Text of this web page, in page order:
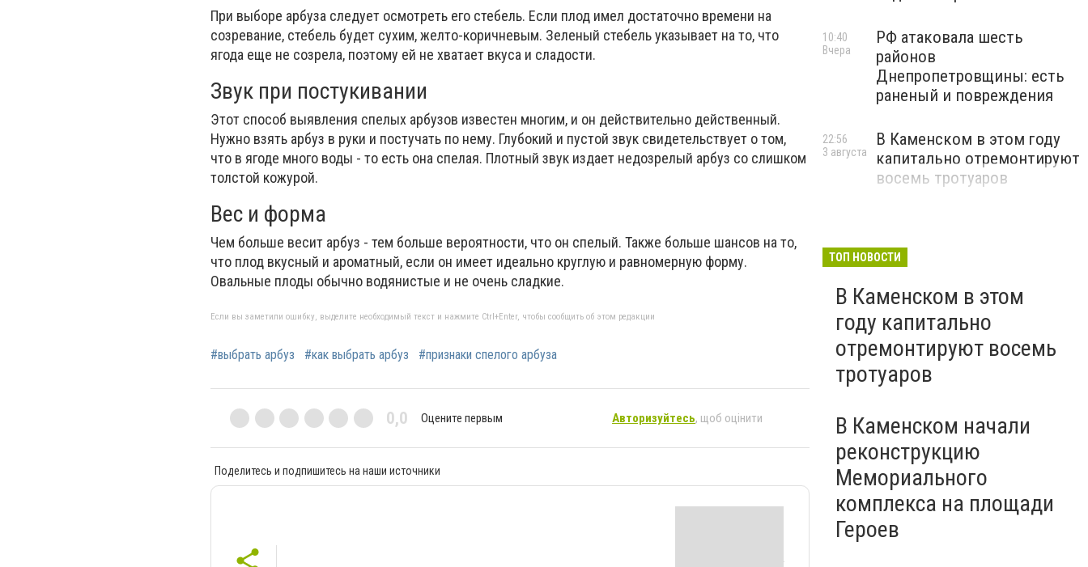
При выборе арбуза следует осмотреть его стебель. Если плод имел достаточно времени на
созревание, стебель будет сухим, желто-коричневым. Зеленый стебель указывает на то, что
ягода еще не созрела, поэтому ей не хватает вкуса и сладости.
Звук при постукивании
Этот способ выявления спелых арбузов известен многим, и он действительно действенный.
Нужно взять арбуз в руки и постучать по нему. Глубокий и пустой звук свидетельствует о том,
что в ягоде много воды - то есть она спелая. Плотный звук издает недозрелый арбуз со слишком
толстой кожурой.
Вес и форма
Чем больше весит арбуз - тем больше вероятности, что он спелый. Также больше шансов на то,
что плод вкусный и ароматный, если он имеет идеально круглую и равномерную форму.
Овальные плоды обычно водянистые и не очень сладкие.
Если вы заметили ошибку, выделите необходимый текст и нажмите Ctrl+Enter, чтобы сообщить об этом редакции
#выбрать арбуз #как выбрать арбуз #признаки спелого арбуза
0,0 Оцените первым Авторизуйтесь, щоб оцінити
Поделитесь и подпишитесь на наши источники
РФ атаковала шесть
районов
Днепропетровщины: есть
раненый и повреждения
10:40
Вчера
В Каменском в этом году
капитально отремонтируют
восемь тротуаров
22:56
3 августа
ТОП НОВОСТИ
В Каменском в этом
году капитально
отремонтируют восемь
тротуаров
В Каменском начали
реконструкцию
Мемориального
комплекса на площади
Героев